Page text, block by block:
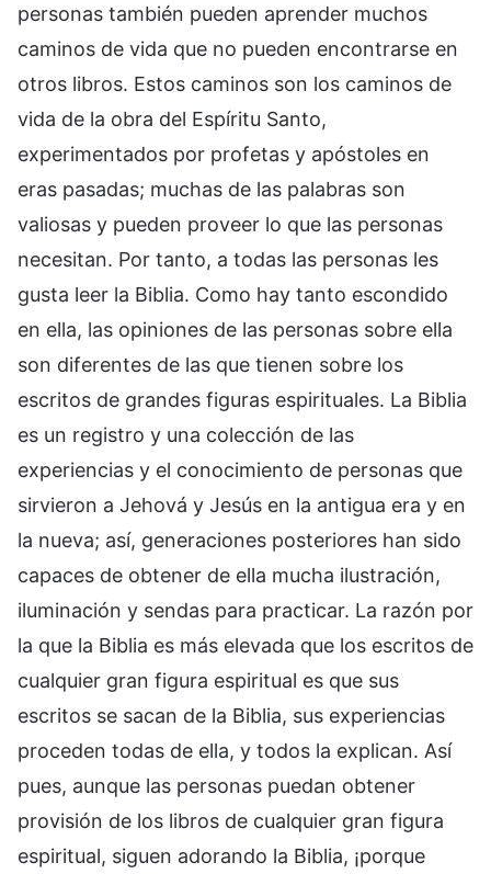
personas también pueden aprender muchos
caminos de vida que no pueden encontrarse en
otros libros. Estos caminos son los caminos de
vida de la obra del Espíritu Santo,
experimentados por profetas y apóstoles en
eras pasadas; muchas de las palabras son
valiosas y pueden proveer lo que las personas
necesitan. Por tanto, a todas las personas les
gusta leer la Biblia. Como hay tanto escondido
en ella, las opiniones de las personas sobre ella
son diferentes de las que tienen sobre los
escritos de grandes figuras espirituales. La Biblia
es un registro y una colección de las
experiencias y el conocimiento de personas que
sirvieron a Jehová y Jesús en la antigua era y en
la nueva; así, generaciones posteriores han sido
capaces de obtener de ella mucha ilustración,
iluminación y sendas para practicar. La razón por
la que la Biblia es más elevada que los escritos de
cualquier gran figura espiritual es que sus
escritos se sacan de la Biblia, sus experiencias
proceden todas de ella, y todos la explican. Así
pues, aunque las personas puedan obtener
provisión de los libros de cualquier gran figura
espiritual, siguen adorando la Biblia, ¡porque